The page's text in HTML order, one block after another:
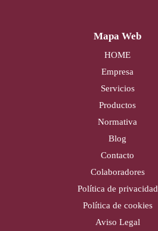
Mapa Web
HOME
Empresa
Servicios
Productos
Normativa
Blog
Contacto
Colaboradores
Política de privacidad
Política de cookies
Aviso Legal